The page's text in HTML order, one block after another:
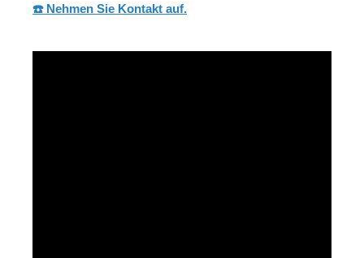
☎️ Nehmen Sie Kontakt auf.